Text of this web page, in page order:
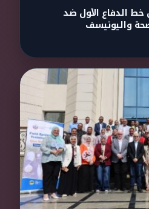
خط الدفاع الأول ضد
واليونيسف